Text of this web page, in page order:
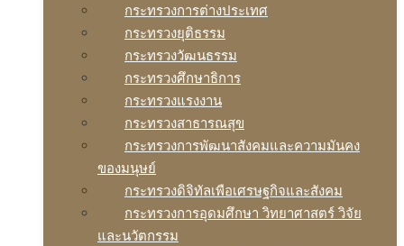
กระทรวงการต่างประเทศ
กระทรวงยุติธรรม
กระทรวงวัฒนธรรม
กระทรวงศึกษาธิการ
กระทรวงแรงงาน
กระทรวงสาธารณสุข
กระทรวงการพัฒนาสังคมและความมันคง
ของมนุษย์
กระทรวงดิจิทัลเพือเศรษฐกิจและสังคม
กระทรวงการอุดมศึกษา วิทยาศาสตร์ วิจัย
และนวัตกรรม